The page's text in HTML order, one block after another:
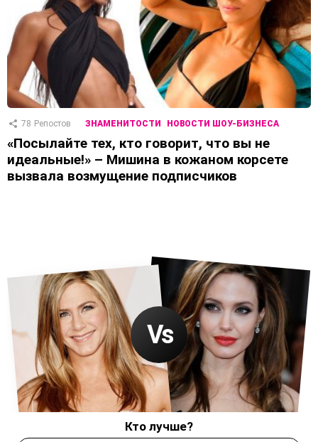
78 Репостов ЗНАМЕНИТОСТИ НОВОСТИ ШОУ-БИЗНЕСА
«Посылайте тех, кто говорит, что вы не
идеальные!» – Мишина в кожаном корсете
вызвала возмущение подписчиков
Кто лучше?